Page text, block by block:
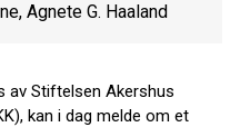
Agnete G. Haaland
av Stiftelsen Akershus
kan i dag melde om et